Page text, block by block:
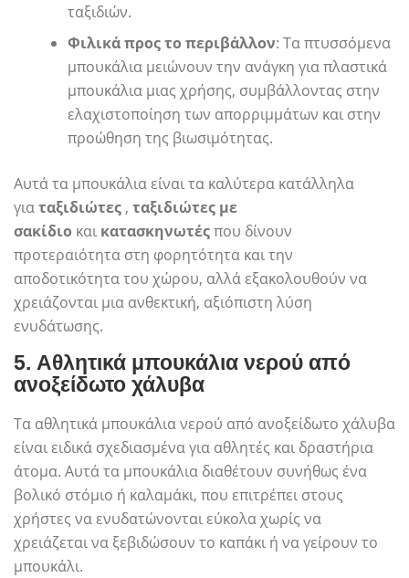
ταξιδιών.
Φιλικά προς το περιβάλλον: Τα πτυσσόμενα
μπουκάλια μειώνουν την ανάγκη για πλαστικά
μπουκάλια μιας χρήσης, συμβάλλοντας στην
ελαχιστοποίηση των απορριμμάτων και στην
προώθηση της βιωσιμότητας.
Αυτά τα μπουκάλια είναι τα καλύτερα κατάλληλα
γιαταξιδιώτες , ταξιδιώτες με
σακίδιο και κατασκηνωτέςπου δίνουν
προτεραιότητα στη φορητότητα και την
αποδοτικότητα του χώρου, αλλά εξακολουθούν να
χρειάζονται μια ανθεκτική, αξιόπιστη λύση
ενυδάτωσης.
5. Αθλητικά μπουκάλια νερού από
ανοξείδωτο χάλυβα
Τα αθλητικά μπουκάλια νερού από ανοξείδωτο χάλυβα
είναι ειδικά σχεδιασμένα για αθλητές και δραστήρια
άτομα. Αυτά τα μπουκάλια διαθέτουν συνήθως ένα
βολικό στόμιο ή καλαμάκι, που επιτρέπει στους
χρήστες να ενυδατώνονται εύκολα χωρίς να
χρειάζεται να ξεβιδώσουν το καπάκι ή να γείρουν το
μπουκάλι.